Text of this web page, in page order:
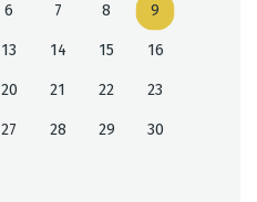
6 7 8 9
13 14 15 16
20 21 22 23
27 28 29 30